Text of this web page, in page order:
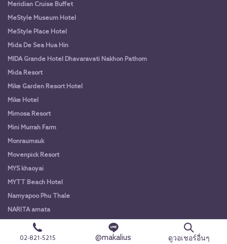
Meridian Cruise Buffet
MeStyle Museum Hotel
MeStyle Place Hotel
Mida De Sea Hua Hin
MIDA Grande Hotel Dhavaravati Nakhon Pathom
Mida Resort
Mike Garden Resort Hotel
Mike Hotel
Mimosa Resort
Mini Murrah Farm
Monraumsuk
Movenpick Resort
MYS khaoyai
MYTT Beach Hotel
Namyapoo Phu Thale
NARITA amata
Natha Villa Resort Huahin
Ndol Villas
02-821-5215 @makalius ดูวอเชอร์อื่นๆ